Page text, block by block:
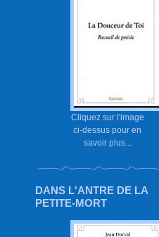
Cliquez sur l'image
ci-dessus pour en
savoir plus...
DANS L'ANTRE DE LA
PETITE-MORT